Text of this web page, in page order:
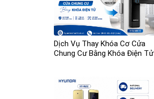
Dịch Vụ Thay Khóa Cơ Cửa
Chung Cư Bằng Khóa Điện Tử